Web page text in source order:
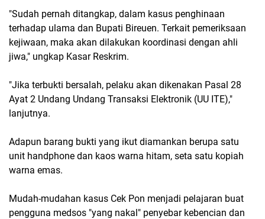
"Sudah pernah ditangkap, dalam kasus penghinaan
terhadap ulama dan Bupati Bireuen. Terkait pemeriksaan
kejiwaan, maka akan dilakukan koordinasi dengan ahli
jiwa," ungkap Kasar Reskrim.
"Jika terbukti bersalah, pelaku akan dikenakan Pasal 28
Ayat 2 Undang Undang Transaksi Elektronik (UU ITE),"
lanjutnya.
Adapun barang bukti yang ikut diamankan berupa satu
unit handphone dan kaos warna hitam, seta satu kopiah
warna emas.
Mudah-mudahan kasus Cek Pon menjadi pelajaran buat
pengguna medsos "yang nakal" penyebar kebencian dan